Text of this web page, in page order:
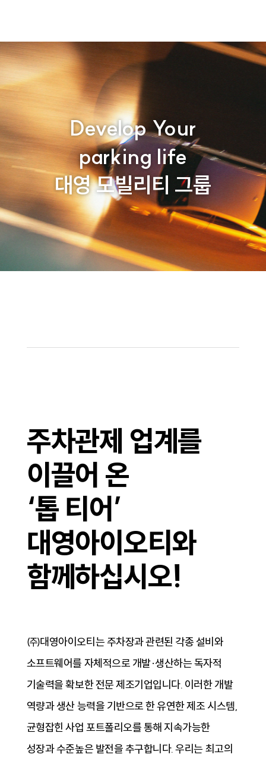
Develop Your
parking life
대영 모빌리티 그룹
주차관제 업계를
이끌어 온
‘톱 티어’
대영아이오티와
함께하십시오!
㈜대영아이오티는 주차장과 관련된 각종 설비와
소프트웨어를 자체적으로 개발·생산하는 독자적
기술력을 확보한 전문 제조기업입니다. 이러한 개발
역량과 생산 능력을 기반으로 한 유연한 제조 시스템,
균형잡힌 사업 포트폴리오를 통해 지속가능한
성장과 수준높은 발전을 추구합니다. 우리는 최고의